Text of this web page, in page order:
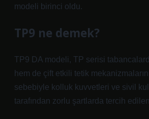
modeli birinci oldu.
TP9 ne demek?
TP9 DA modeli, TP serisi
hem de çift etkili tetik
sebebiyle kolluk kuvvetleri ve sivil
tarafından zorlu şartlarda tercih